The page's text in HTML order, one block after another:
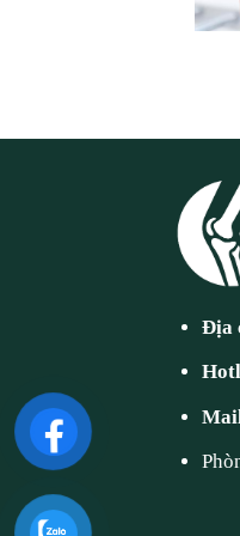
Địa